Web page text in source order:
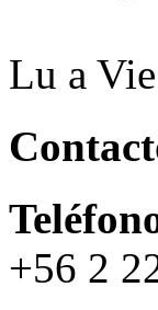
Lu a
+56 2